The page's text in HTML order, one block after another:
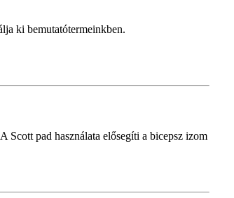
ki bemutatótermeinkben.
pad használata elősegíti a bicepsz izom